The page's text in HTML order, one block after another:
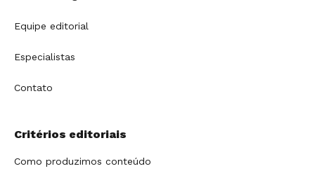
Equipe editorial
Especialistas
Contato
Critérios editoriais
Como produzimos conteúdo